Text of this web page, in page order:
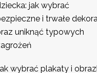
jak wybrać
i trwałe
uniknąć typowych
wybrać plakaty i